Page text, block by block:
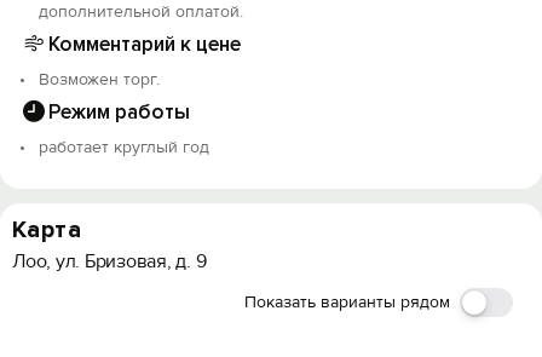
дополнительной оплатой.
Комментарий к цене
Возможен торг.
Режим работы
работает круглый год
Карта
Лоо, ул. Бризовая, д. 9
Показать варианты рядом